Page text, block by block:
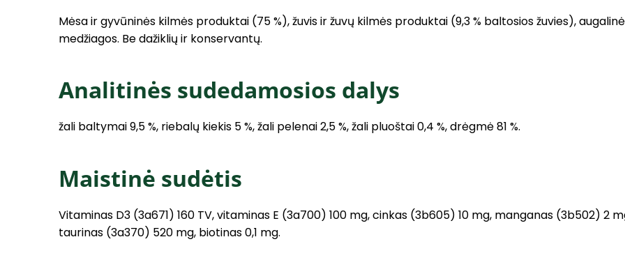
Mėsa ir gyvūninės kilmės produktai (75 %), žuvis ir žuvų kilmės produktai (9,3 % baltosios žuvies),
medžiagos. Be dažiklių ir konservantų.
Analitinės sudedamosios dalys
žali baltymai 9,5 %, riebalų kiekis 5 %, žali pelenai 2,5 %, žali pluoštai 0,4 %, drėgmė 81 %.
Maistinė sudėtis
Vitaminas D3 (3a671) 160 TV, vitaminas E (3a700) 100 mg, cinkas (3b605) 10 mg, manganas (3b502) 2
taurinas (3a370) 520 mg, biotinas 0,1 mg.